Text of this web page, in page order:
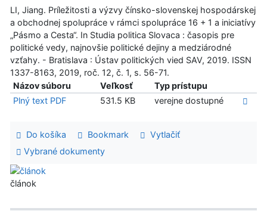
LI, Jiang. Príležitosti a výzvy čínsko-slovenskej hospodárskej
a obchodnej spolupráce v rámci spolupráce 16 + 1 a iniciatívy
„Pásmo a Cesta“. In Studia politica Slovaca : časopis pre
politické vedy, najnovšie politické dejiny a medziárodné
vzťahy. - Bratislava : Ústav politických vied SAV, 2019. ISSN
1337-8163, 2019, roč. 12, č. 1, s. 56-71.
Názov súboru
Veľkosť
Typ prístupu
Plný text PDF
531.5 KB verejne dostupné
Do košíka Bookmark
Vytlačiť
Vybrané dokumenty
článok